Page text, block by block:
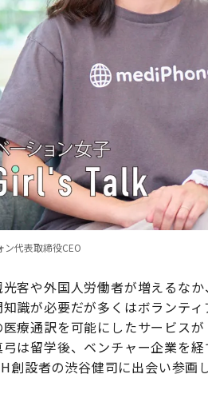
ン代表取締役CEO
客や外国人労働者が増えるな
識が必要だが多くはボランテ
医療通訳を可能にしたサービス
は留学後、ベンチャー企業を
創設者の渋谷健司に出会い参画し